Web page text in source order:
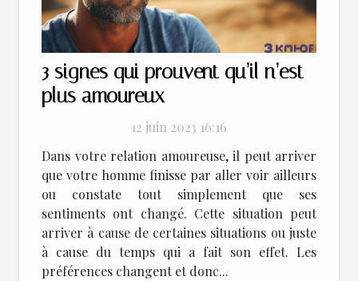
3 signes qui prouvent qu’il n’est
plus amoureux
12 juin 2023 16:16
Dans votre relation amoureuse, il peut arriver
que votre homme finisse par aller voir ailleurs
ou constate tout simplement que ses
sentiments ont changé. Cette situation peut
arriver à cause de certaines situations ou juste
à cause du temps qui a fait son effet. Les
préférences changent et donc...